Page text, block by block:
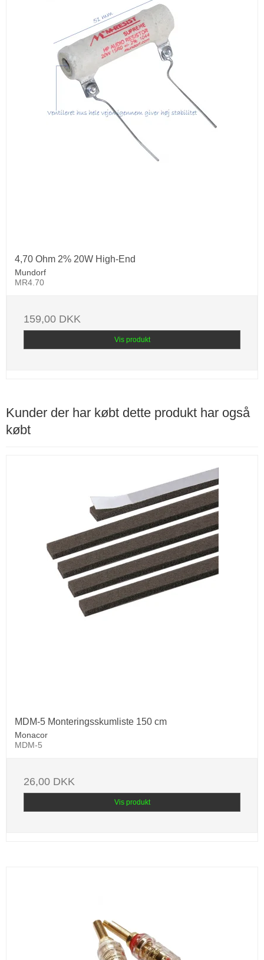
4,70 Ohm 2% 20W High-End
Mundorf
MR4.70
159,00 DKK
Vis produkt
Kunder der har købt dette produkt har også
købt
MDM-5 Monteringsskumliste 150 cm
Monacor
MDM-5
26,00 DKK
Vis produkt